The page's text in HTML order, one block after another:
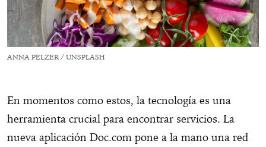
ANNA PELZER / UNSPLASH
En momentos como estos, la tecnología es una
herramienta crucial para encontrar servicios. La
nueva aplicación Doc.com pone a la mano una red